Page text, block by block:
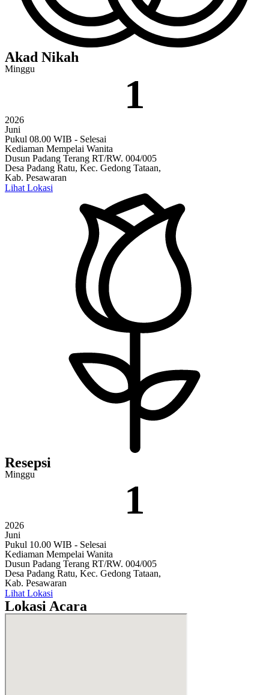
Akad Nikah
Minggu
1
2026
Juni
Pukul 08.00 WIB - Selesai
Kediaman Mempelai Wanita
Dusun Padang Terang RT/RW. 004/005
Desa Padang Ratu, Kec. Gedong Tataan,
Kab. Pesawaran
Lihat Lokasi
Resepsi
Minggu
1
2026
Juni
Pukul 10.00 WIB - Selesai
Kediaman Mempelai Wanita
Dusun Padang Terang RT/RW. 004/005
Desa Padang Ratu, Kec. Gedong Tataan,
Kab. Pesawaran
Lihat Lokasi
Lokasi Acara